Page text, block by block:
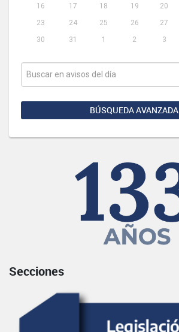
16
17 18 19 20
23
24 25 26 27
30
31 1 2 3
BÚSQUEDA AVANZADA
Secciones